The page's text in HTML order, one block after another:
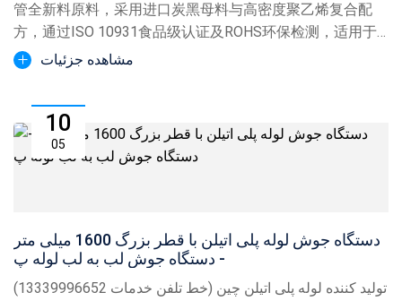
管全新料原料，采用进口炭黑母料与高密度聚乙烯复合配
方，通过ISO 10931食品级认证及ROHS环保检测，适用于
PE拖拉管、PE顶管等工程管材生产，支持DN1600大口径管
مشاهده جزئیات
10
05
دستگاه جوش لوله پلی اتیلن با قطر بزرگ 1600 میلی متر
- دستگاه جوش لب به لب لوله پ
تولید کننده لوله پلی اتیلن چین (خط تلفن خدمات 13339996652)